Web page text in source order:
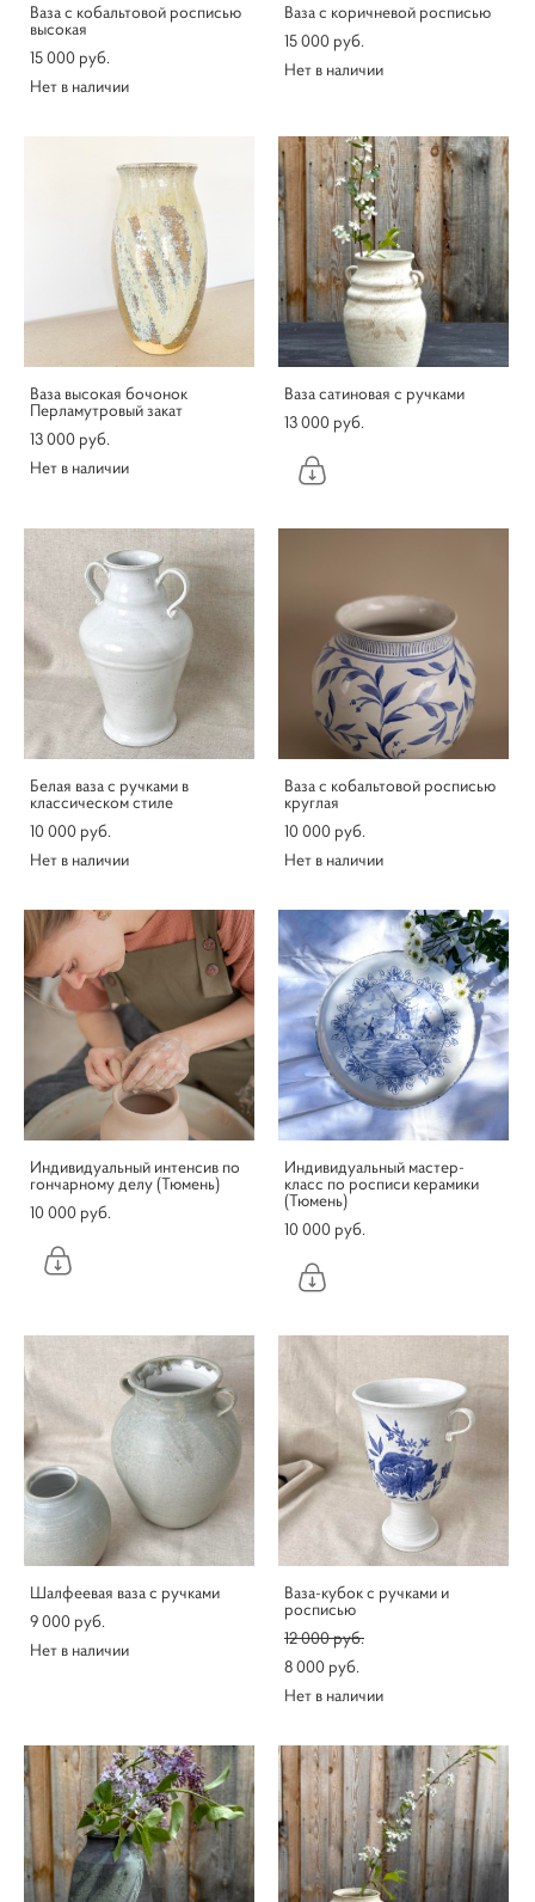
Ваза с кобальтовой росписью
высокая
15 000 pуб.
Нет в наличии
Ваза с коричневой росписью
15 000 pуб.
Нет в наличии
Ваза высокая бочонок
Перламутровый закат
13 000 pуб.
Нет в наличии
Ваза сатиновая с ручками
13 000 pуб.
Белая ваза с ручками в
классическом стиле
10 000 pуб.
Нет в наличии
Ваза с кобальтовой росписью
круглая
10 000 pуб.
Нет в наличии
Индивидуальный интенсив по
гончарному делу (Тюмень)
10 000 pуб.
Индивидуальный мастер-
класс по росписи керамики
(Тюмень)
10 000 pуб.
Шалфеевая ваза с ручками
9 000 pуб.
Нет в наличии
Ваза-кубок с ручками и
росписью
12 000 pуб.
8 000 pуб.
Нет в наличии